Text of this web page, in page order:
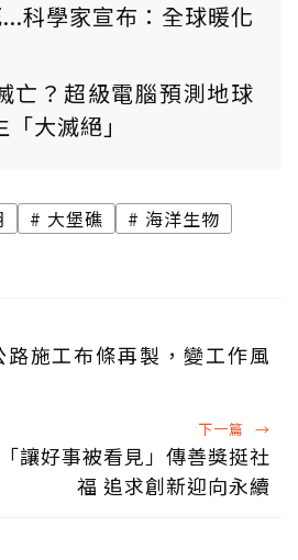
科學家宣布：全球暖化
亡？超級電腦預測地球
大滅絕」
大堡礁
海洋生物
施工布條再製，變工作風
下一篇 →
讓好事被看見」傳善獎挺社
福 追求創新迎向永續